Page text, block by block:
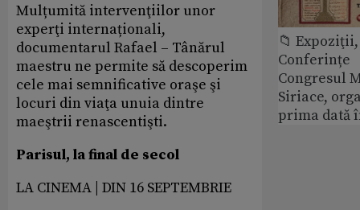
Mulțumită intervenţiilor unor
experţi internaționali,
documentarul Rafael – Tânărul
maestru ne permite să descoperim
cele mai semnificative oraşe şi
locuri din viaţa unuia dintre
maeştrii renascentişti.
Parisul, la final de secol
LA CINEMA | DIN 16 SEPTEMBRIE
📁
Conferințe
Congresul
Siriace,
prima dată